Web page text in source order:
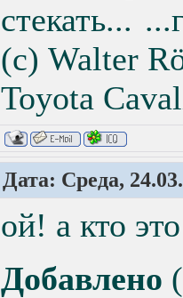
стекать...
(с) Walter
Toyota
Дата: Среда,
ой! а кто
Добавлено